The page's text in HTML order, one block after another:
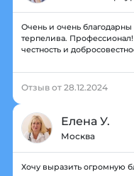
Очень и очень
терпелива.
честность и
Отзыв от 28.12.2024
Елена У.
Москва
Хочу выразить огромную